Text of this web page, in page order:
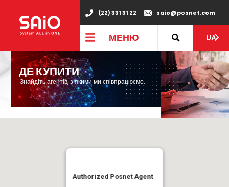
(22) 331 31 22 saio@posnet.com
МЕНЮ UA
ДЕ КУПИТИ
Знайдіть агентів, з якими ми співпрацюємо.
Authorized Posnet Agent